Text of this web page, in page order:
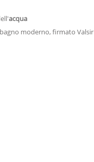
acqua
moderno, firmato Valsir